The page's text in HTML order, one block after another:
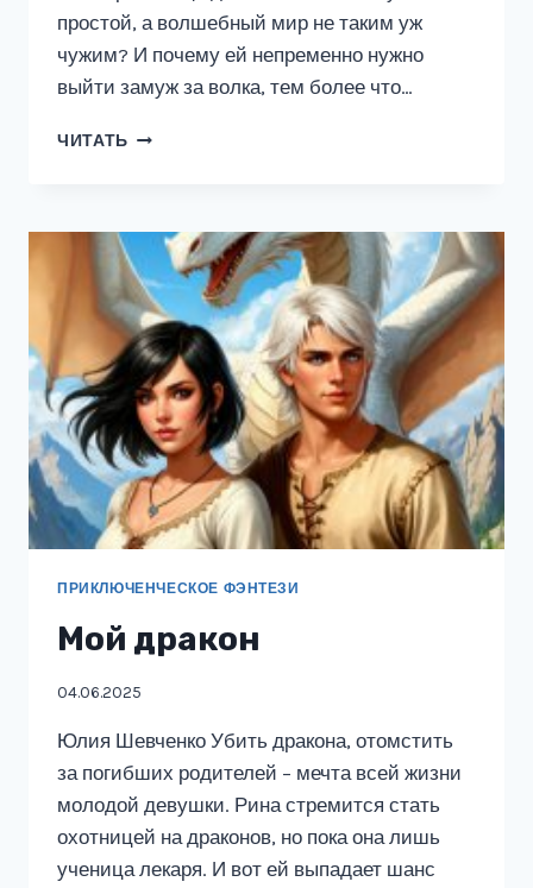
простой, а волшебный мир не таким уж
чужим? И почему ей непременно нужно
выйти замуж за волка, тем более что…
ЧИТАТЬ НЕВЕСТА
ПРИКЛЮЧЕНЧЕСКОЕ ФЭНТЕЗИ
Мой дракон
04.06.2025
Юлия Шевченко Убить дракона, отомстить
за погибших родителей – мечта всей жизни
молодой девушки. Рина стремится стать
охотницей на драконов, но пока она лишь
ученица лекаря. И вот ей выпадает шанс